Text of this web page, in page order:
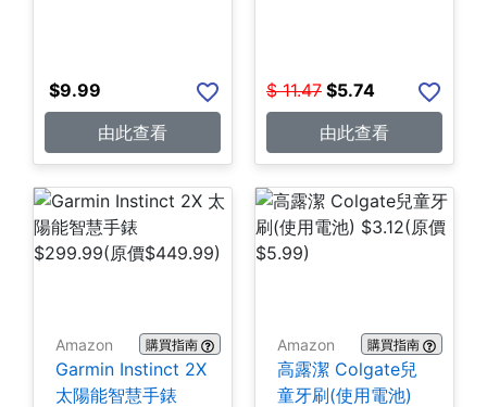
$9.99
由此查看
$ 11.47 $5.74
由此查看
Amazon 購買指南
Garmin Instinct 2X
太陽能智慧手錶
Amazon 購買指南
高露潔 Colgate兒
童牙刷(使用電池)